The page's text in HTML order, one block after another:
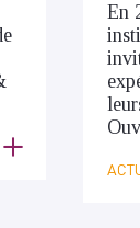
En